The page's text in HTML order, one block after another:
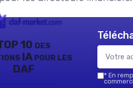
10 des
IA pour les
DAF
* En